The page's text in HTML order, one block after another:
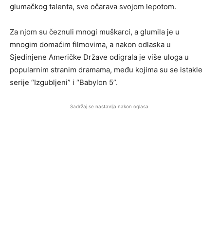
glumačkog talenta, sve očarava svojom lepotom.
Za njom su čeznuli mnogi muškarci, a glumila je u
mnogim domaćim filmovima, a nakon odlaska u
Sjedinjene Američke Države odigrala je više uloga u
popularnim stranim dramama, među kojima su se istakle
serije “Izgubljeni” i “Babylon 5”.
Sadržaj se nastavlja nakon oglasa